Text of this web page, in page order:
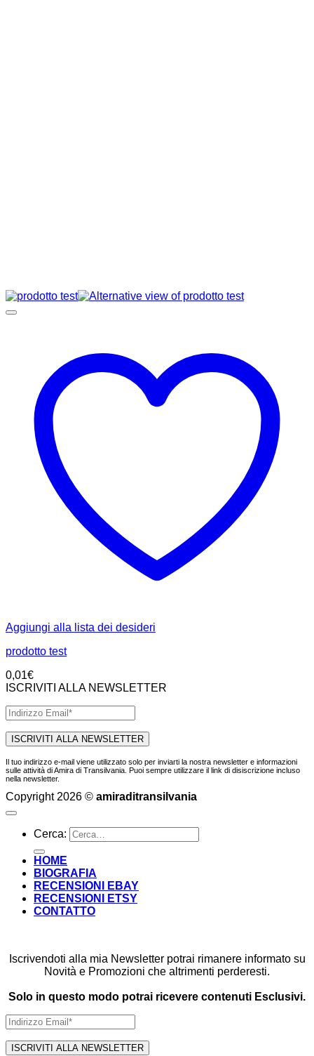
Aggiungi alla lista dei desideri
prodotto test
0,01€
ISCRIVITI ALLA NEWSLETTER
Il tuo indirizzo e-mail viene utilizzato solo per inviarti la nostra newsletter e informazioni
sulle attività di Amira di Transilvania. Puoi sempre utilizzare il link di disiscrizione incluso
nella newsletter.
Copyright 2026 © amiraditransilvania
Cerca:
HOME
BIOGRAFIA
RECENSIONI EBAY
RECENSIONI ETSY
CONTATTO
Iscrivendoti alla mia Newsletter potrai rimanere informato su
Novità e Promozioni che altrimenti perderesti.
Solo in questo modo potrai ricevere contenuti Esclusivi.